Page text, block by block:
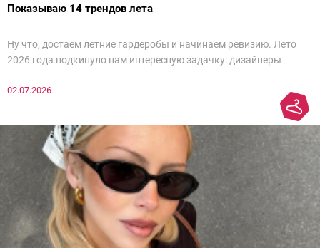
Показываю 14 трендов лета
Ну что, достаем летние гардеробы и начинаем ревизию. Лето
2026 года подкинуло нам интересную задачку: дизайнеры
и сложную, навороченную романтику семидесятых.
Я внимательно пересмотрела все показы, отсеяла откровенно
не носибельный подиумный арт и собрала для вас 7 главных
трендов в длинных юбках, которые мы реально будем носить
на улицах, а не только разглядывать в социальных сетях.
Погнали разбираться, как посадить это великолепие на наши
земные фигуры.
02.07.2026